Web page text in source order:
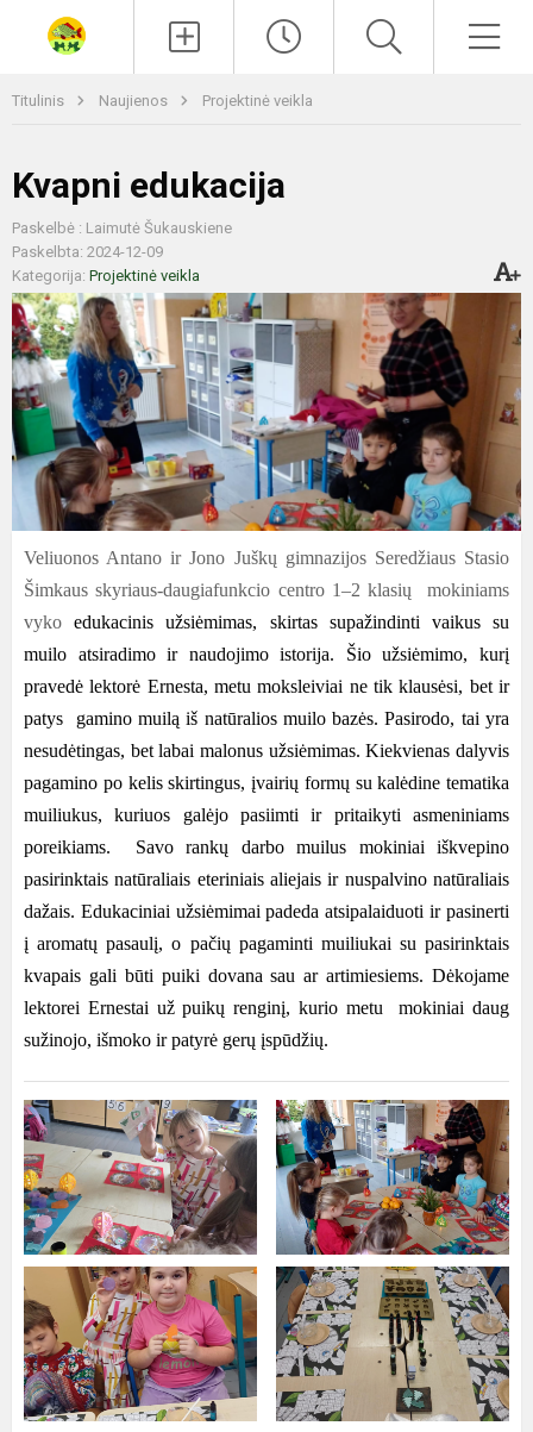
Titulinis Naujienos Projektinė veikla
Kvapni edukacija
Paskelbė : Laimutė Šukauskiene
Paskelbta: 2024-12-09
Kategorija: Projektinė veikla
Veliuonos Antano ir Jono Juškų gimnazijos Seredžiaus Stasio
Šimkaus skyriaus-daugiafunkcio centro 1–2 klasių mokiniams
vykoedukacinis užsiėmimas, skirtas supažindinti vaikus su
muilo atsiradimo ir naudojimo istorija. Šio užsiėmimo, kurį
pravedė lektorė Ernesta, metu moksleiviai ne tik klausėsi, bet ir
patys gamino muilą iš natūralios muilo bazės. Pasirodo, tai yra
nesudėtingas, bet labai malonus užsiėmimas. Kiekvienas dalyvis
pagamino po kelis skirtingus, įvairių formų su kalėdine tematika
muiliukus, kuriuos galėjo pasiimti ir pritaikyti asmeniniams
poreikiams. Savo rankų darbo muilus mokiniai iškvepino
pasirinktais natūraliais eteriniais aliejais ir nuspalvino natūraliais
dažais. Edukaciniai užsiėmimai padeda atsipalaiduoti ir pasinerti
į aromatų pasaulį, o pačių pagaminti muiliukai su pasirinktais
kvapais gali būti puiki dovana sau ar artimiesiems. Dėkojame
lektorei Ernestai už puikų renginį, kurio metu mokiniai daug
sužinojo, išmoko ir patyrė gerų įspūdžių.